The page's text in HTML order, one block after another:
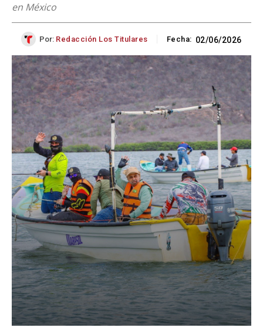
en México
Por: Redacción Los Titulares Fecha: 02/06/2026